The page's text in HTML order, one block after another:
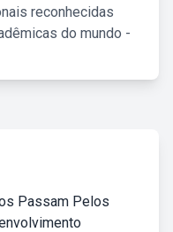
reconhecidas
do mundo -
Passam Pelos